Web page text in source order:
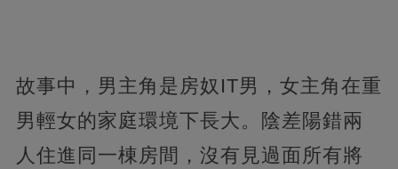
故事中，男主角是房奴IT男，女主角在重
男輕女的家庭環境下長大。陰差陽錯兩
人住進同一棟房間，沒有見過面所有將